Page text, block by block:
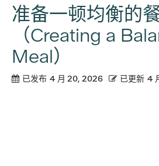
准备一顿均衡的
（Creating a
Meal）
已发布 4 月 20, 2026 已更新 4